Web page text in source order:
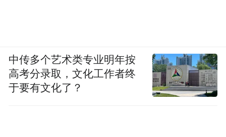
中传多个艺术类专业明年按
高考分录取，文化工作者终
于要有文化了？